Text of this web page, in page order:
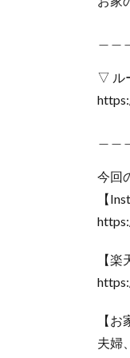
▽ ル
今回
【
【楽
【お
夫婦